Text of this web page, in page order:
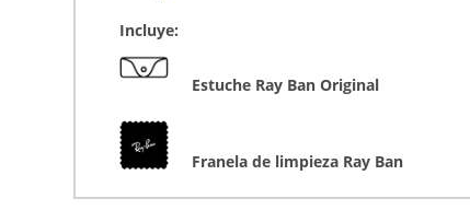
Incluye:
Estuche Ray Ban Original
Franela de limpieza Ray Ban